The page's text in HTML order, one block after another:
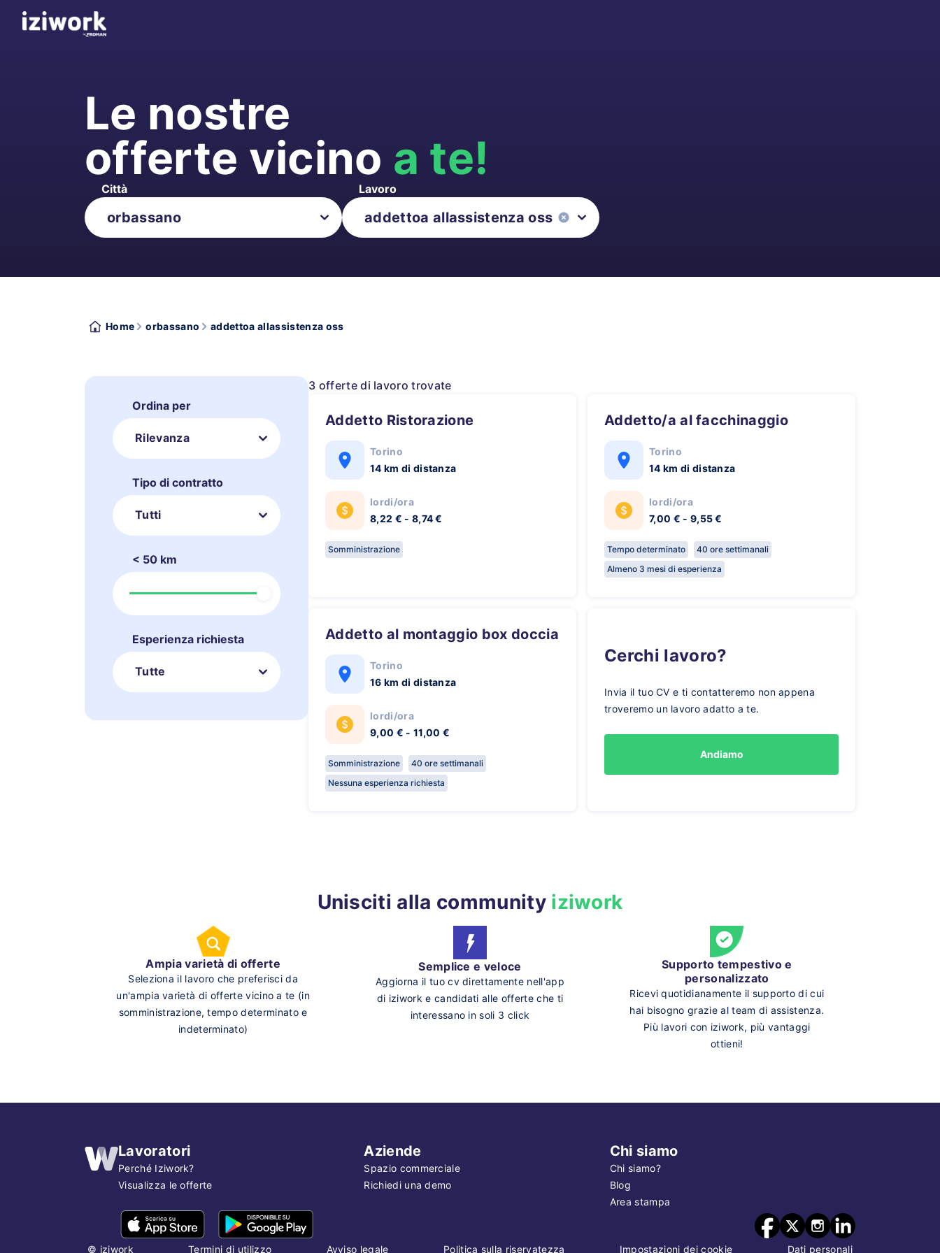
Le nostre
offerte vicino a te!
Città Lavoro
Home orbassano addettoa allassistenza oss
Ordina per
Rilevanza
Tipo di contratto
Tutti
< 50 km
Esperienza richiesta
Tutte
3 offerte di lavoro trovate
Addetto Ristorazione
Torino
14 km di distanza
lordi/ora
8,22 € - 8,74 €
Somministrazione
Addetto/a al facchinaggio
Torino
14 km di distanza
lordi/ora
7,00 € - 9,55 €
Tempo determinato
40 ore settimanali
Almeno 3 mesi di esperienza
Addetto al montaggio box doccia
Torino
16 km di distanza
lordi/ora
9,00 € - 11,00 €
Somministrazione
40 ore settimanali
Nessuna esperienza richiesta
Cerchi lavoro?
Invia il tuo CV e ti contatteremo non appena
troveremo un lavoro adatto a te.
Andiamo
Unisciti alla community iziwork
Ampia varietà di offerte
Seleziona il lavoro che preferisci da
un'ampia varietà di offerte vicino a te (in
somministrazione, tempo determinato e
indeterminato)
Semplice e veloce
Aggiorna il tuo cv direttamente nell'app
di iziwork e candidati alle offerte che ti
interessano in soli 3 click
Supporto tempestivo e
personalizzato
Ricevi quotidianamente il supporto di cui
hai bisogno grazie al team di assistenza.
Più lavori con iziwork, più vantaggi
ottieni!
Lavoratori
Perché Iziwork?
Visualizza le offerte
Aziende
Spazio commerciale
Richiedi una demo
Chi siamo
Chi siamo?
Blog
Area stampa
© iziwork Termini di utilizzo Avviso legale Politica sulla riservatezza Impostazioni dei cookie Dati personali